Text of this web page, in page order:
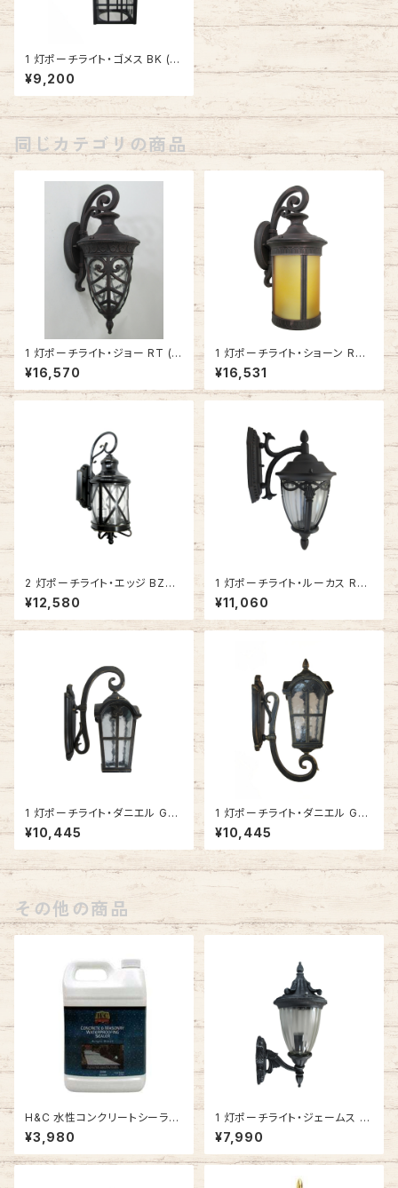
1 灯ポーチライト・ゴメス BK (ブ
ラック) #IM-0035WD-BK
¥9,200
同じカテゴリの商品
1 灯ポーチライト・ジョー RT (ラ
スティックブロンズ) #IM-606
6RT
¥16,570
1 灯ポーチライト・ショーン RT
(ラスティックブロンズ) #IM-70
17RT
¥16,531
2 灯ポーチライト・エッジ BZ
(グロッシーブラック) #IM-5120
BZ
¥12,580
1 灯ポーチライト・ルーカス RU
ST (ラスト) #IM-0008WD-R
UST
¥11,060
1 灯ポーチライト・ダニエル GB
(ゴールドブラック・下向き) #IM
-0022WD-GB
¥10,445
1 灯ポーチライト・ダニエル GB
(ゴールドブラック・上向き) #IM
-0022WU-GB
¥10,445
その他の商品
H&C 水性コンクリートシーラー
#SEALW-1
¥3,980
1 灯ポーチライト・ジェームス S
B (シルバーブラック) #IM-004
5WU-SB
¥7,990